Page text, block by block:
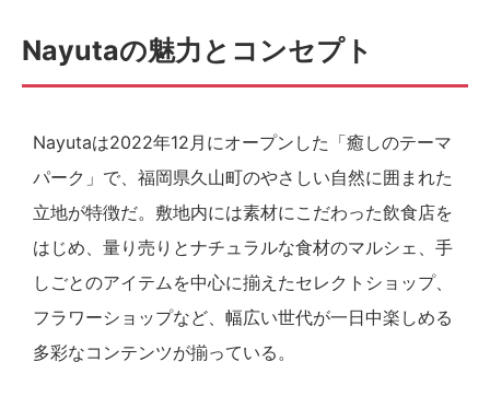
Nayutaの魅力とコンセプト
Nayutaは2022年12月にオープンした「癒しのテーマ
パーク」で、福岡県久山町のやさしい自然に囲まれた
立地が特徴だ。敷地内には素材にこだわった飲食店を
はじめ、量り売りとナチュラルな食材のマルシェ、手
しごとのアイテムを中心に揃えたセレクトショップ、
フラワーショップなど、幅広い世代が一日中楽しめる
多彩なコンテンツが揃っている。